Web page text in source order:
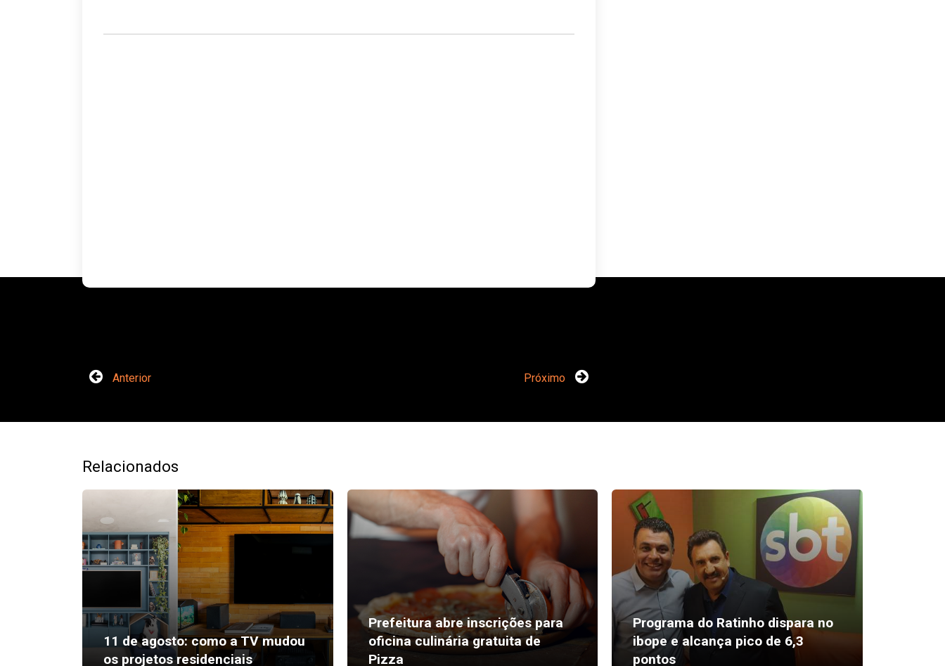
Anterior Próximo
Relacionados
11 de agosto: como a TV mudou
os projetos residenciais
Prefeitura abre inscrições para
oficina culinária gratuita de
Pizza
Programa do Ratinho dispara no
ibope e alcança pico de 6,3
pontos